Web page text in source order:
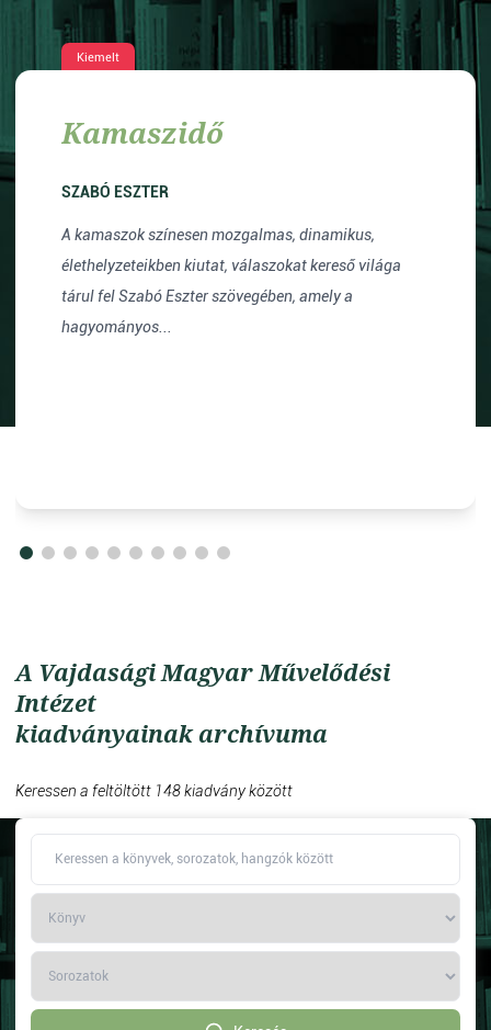
Kiemelt
Kamaszidő
SZABÓ ESZTER
A kamaszok színesen mozgalmas, dinamikus,
élethelyzeteikben kiutat, válaszokat kereső világa
tárul fel Szabó Eszter szövegében, amely a
hagyományos...
A Vajdasági Magyar Művelődési
Intézet
kiadványainak archívuma
Keressen a feltöltött 148 kiadvány között